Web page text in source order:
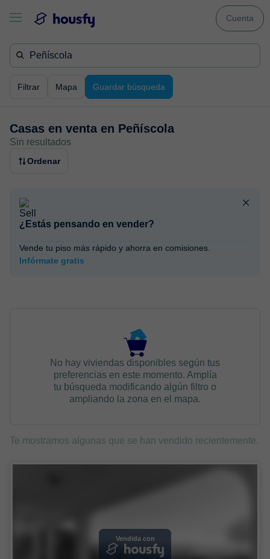
Cuenta
Filtrar Mapa Guardar búsqueda
Casas en venta en Peñíscola
Sin resultados
Ordenar
¿Estás pensando en vender?
Vende tu piso más rápido y ahorra en comisiones.
Infórmate gratis
No hay viviendas disponibles según tus
preferencias en este momento. Amplía
tu búsqueda modificando algún filtro o
ampliando la zona en el mapa.
Te mostramos algunas que se han vendido recientemente.
Vendida con